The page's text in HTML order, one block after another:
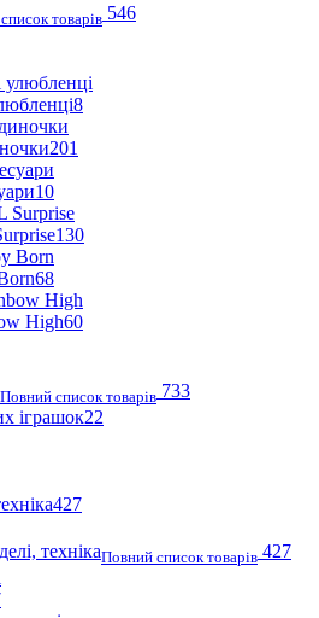
товарів 546
8
201
10
130
68
High60
Повний список товарів 733
іграшок22
427
технікаПовний список товарів 427